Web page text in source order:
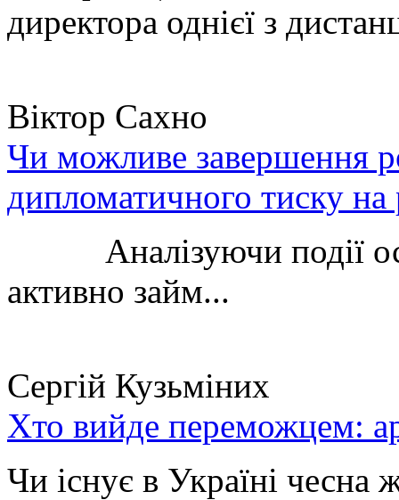
директора однієї з
Віктор Сахно
Чи можливе завершення
дипломатичного тиску
Аналізуючи події
активно займ...
Сергій Кузьміних
Хто вийде переможцем:
Чи існує в Україні чесна